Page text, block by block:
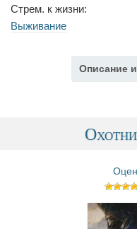
Стрем. к жизни:
Выживание
Описание